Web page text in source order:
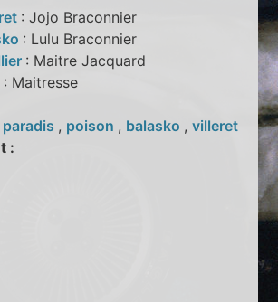
: Jojo Braconnier
: Lulu Braconnier
: Maitre Jacquard
: Maitresse
paradis , poison , balasko ,villeret
: